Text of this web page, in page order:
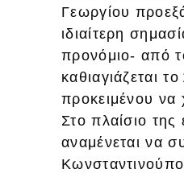
Γεωργίου
ιδιαίτερη
προνόμιο- από
καθιαγιάζεται
προκειμένου να
Στο πλαίσιο
αναμένεται να